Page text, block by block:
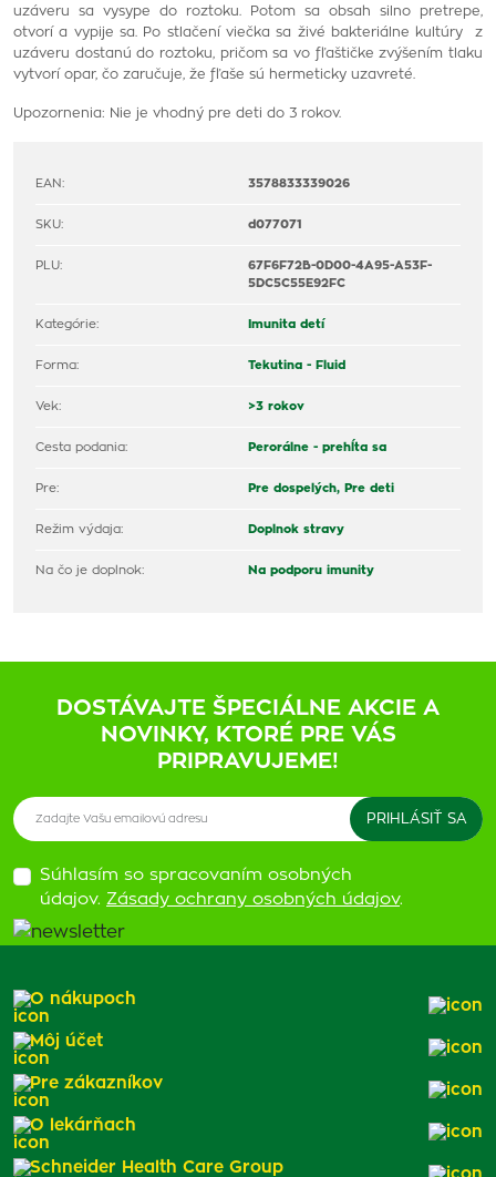
uzáveru sa vysype do roztoku. Potom sa obsah silno pretrepe,
otvorí a vypije sa. Po stlačení viečka sa živé bakteriálne kultúry z
uzáveru dostanú do roztoku, pričom sa vo fľaštičke zvýšením tlaku
vytvorí opar, čo zaručuje, že fľaše sú hermeticky uzavreté.
Upozornenia: Nie je vhodný pre deti do 3 rokov.
EAN: 3578833339026
SKU: d077071
PLU:
67F6F72B-0D00-4A95-A53F-
5DC5C55E92FC
Kategórie: Imunita detí
Forma: Tekutina - Fluid
Vek: >3 rokov
Cesta podania: Perorálne - prehĺta sa
Pre: Pre dospelých, Pre deti
Režim výdaja: Doplnok stravy
Na čo je doplnok: Na podporu imunity
DOSTÁVAJTE ŠPECIÁLNE AKCIE A
NOVINKY, KTORÉ PRE VÁS
PRIPRAVUJEME!
Súhlasím so spracovaním osobných
údajov. Zásady ochrany osobných údajov.
O nákupoch
Môj účet
Pre zákazníkov
O lekárňach
Schneider Health Care Group